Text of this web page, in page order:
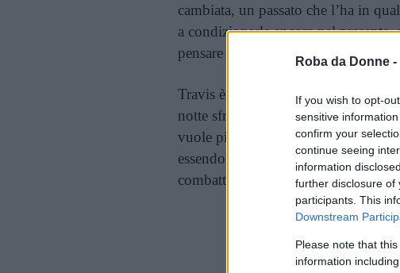
Roba da Donne -
If you wish to opt-
sensitive
confirm your
continue seeing
information
further disclosure of
participants. This
Downstream
Please note that
information
cambiata, un passato che l’ha in
a condizionarla ancora nel
pensare a Trav come ad un
Travis è il classico bello e dannato
notte sfreccia sulla sua moto, pieno
vuole più vedere nè sentire) e che
essendo troppo occupato a
combattere per riuscire a pagare le
Continua a